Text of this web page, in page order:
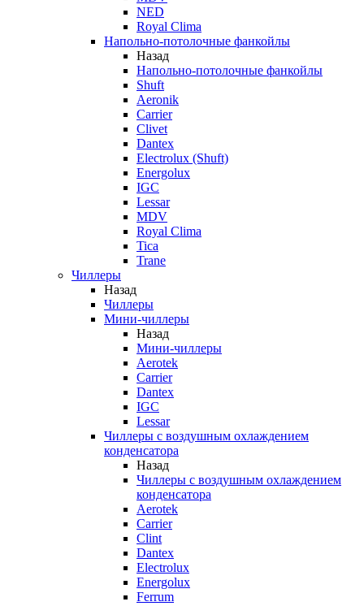
NED
Royal Clima
Напольно-потолочные фанкойлы
Назад
Напольно-потолочные фанкойлы
Shuft
Aeronik
Carrier
Clivet
Dantex
Electrolux (Shuft)
Energolux
IGC
Lessar
MDV
Royal Clima
Tica
Trane
Чиллеры
Назад
Чиллеры
Мини-чиллеры
Назад
Мини-чиллеры
Aerotek
Carrier
Dantex
IGC
Lessar
Чиллеры с воздушным охлаждением
конденсатора
Назад
Чиллеры с воздушным охлаждением
конденсатора
Aerotek
Carrier
Clint
Dantex
Electrolux
Energolux
Ferrum